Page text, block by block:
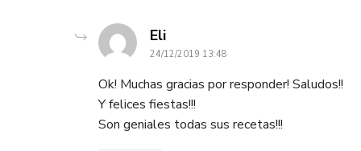
Elidice:
24/12/2019 13:48
Ok! Muchas gracias por responder! Saludos!!
Y felices fiestas!!!
Son geniales todas sus recetas!!!